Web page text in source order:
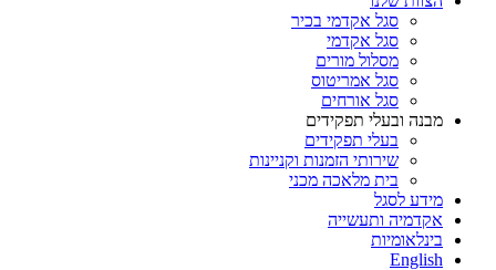
סגל אקדמי בכיר
סגל אקדמי
מסלול מורים
סגל אמריטוס
סגל אורחים
מבנה ובעלי תפקידים
בעלי תפקידים
שירותי הזמנות וקניינות
בית מלאכה מכני
מידע לסגל
אקדמיה ותעשייה
בינלאומיות
English